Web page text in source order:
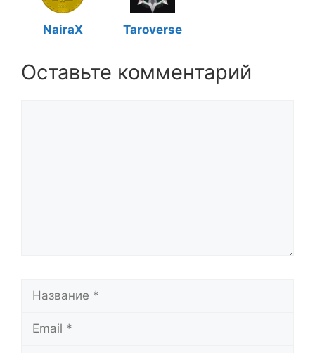
NairaX Taroverse
Оставьте комментарий